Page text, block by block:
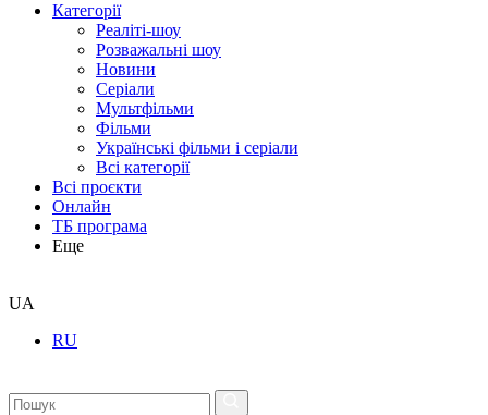
Категорії
Реаліті-шоу
Розважальні шоу
Новини
Серіали
Мультфільми
Фільми
Українські фільми і серіали
Всі категорії
Всі проєкти
Онлайн
ТБ програма
Еще
UA
RU